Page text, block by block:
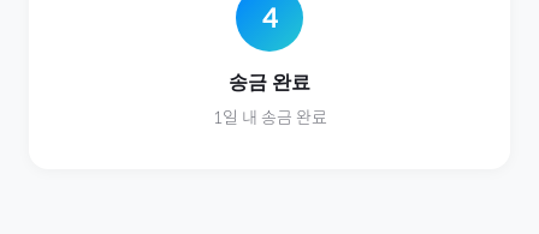
4
송금 완료
1일 내 송금 완료